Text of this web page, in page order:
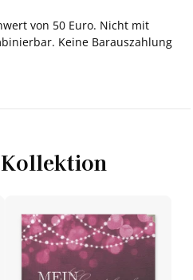
von 50 Euro. Nicht mit
Keine Barauszahlung